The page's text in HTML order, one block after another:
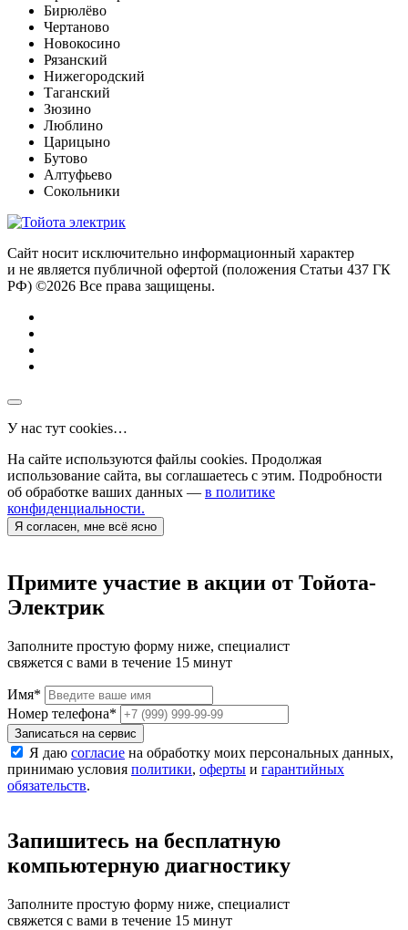
Бирюлёво
Чертаново
Новокосино
Рязанский
Нижегородский
Таганский
Зюзино
Люблино
Царицыно
Бутово
Алтуфьево
Сокольники
Сайт носит исключительно информационный характер
и не является публичной офертой (положения Статьи 437 ГК
РФ) ©2026 Все права защищены.
У нас тут cookies…
На сайте используются файлы cookies. Продолжая
использование сайта, вы соглашаетесь с этим. Подробности
об обработке ваших данных — в политике
конфиденциальности.
Я согласен, мне всё ясно
Примите участие в акции от Тойота-
Электрик
Заполните простую форму ниже, специалист
свяжется с вами в течение 15 минут
Имя*
Номер телефона*
Записаться на сервис
Я даю согласие на обработку моих персональных данных,
принимаю условия политики, оферты и гарантийных
обязательств.
Запишитесь на бесплатную
компьютерную диагностику
Заполните простую форму ниже, специалист
свяжется с вами в течение 15 минут